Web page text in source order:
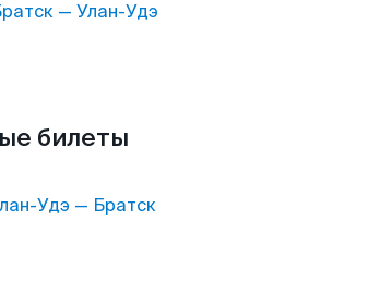
— Улан-Удэ
билеты
Удэ — Братск